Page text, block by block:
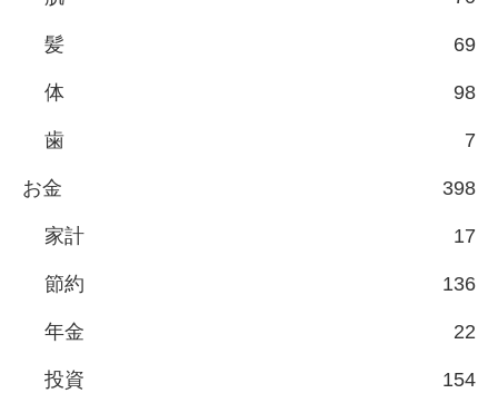
髪 69
体 98
歯 7
お金 398
家計 17
節約 136
年金 22
投資 154